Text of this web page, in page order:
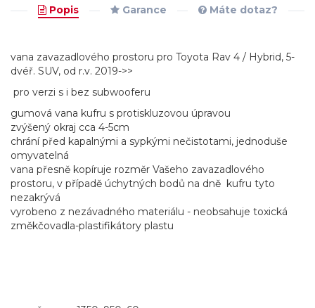
Popis Garance Máte dotaz?
vana zavazadlového prostoru pro Toyota Rav 4 / Hybrid, 5-
dvéř. SUV, od r.v. 2019->>
pro verzi s i bez subwooferu
gumová vana kufru s protiskluzovou úpravou
zvýšený okraj cca 4-5cm
chrání před kapalnými a sypkými nečistotami, jednoduše
omyvatelná
vana přesně kopíruje rozměr Vašeho zavazadlového
prostoru, v případě úchytných bodů na dně kufru tyto
nezakrývá
vyrobeno z nezávadného materiálu - neobsahuje toxická
změkčovadla-plastifikátory plastu